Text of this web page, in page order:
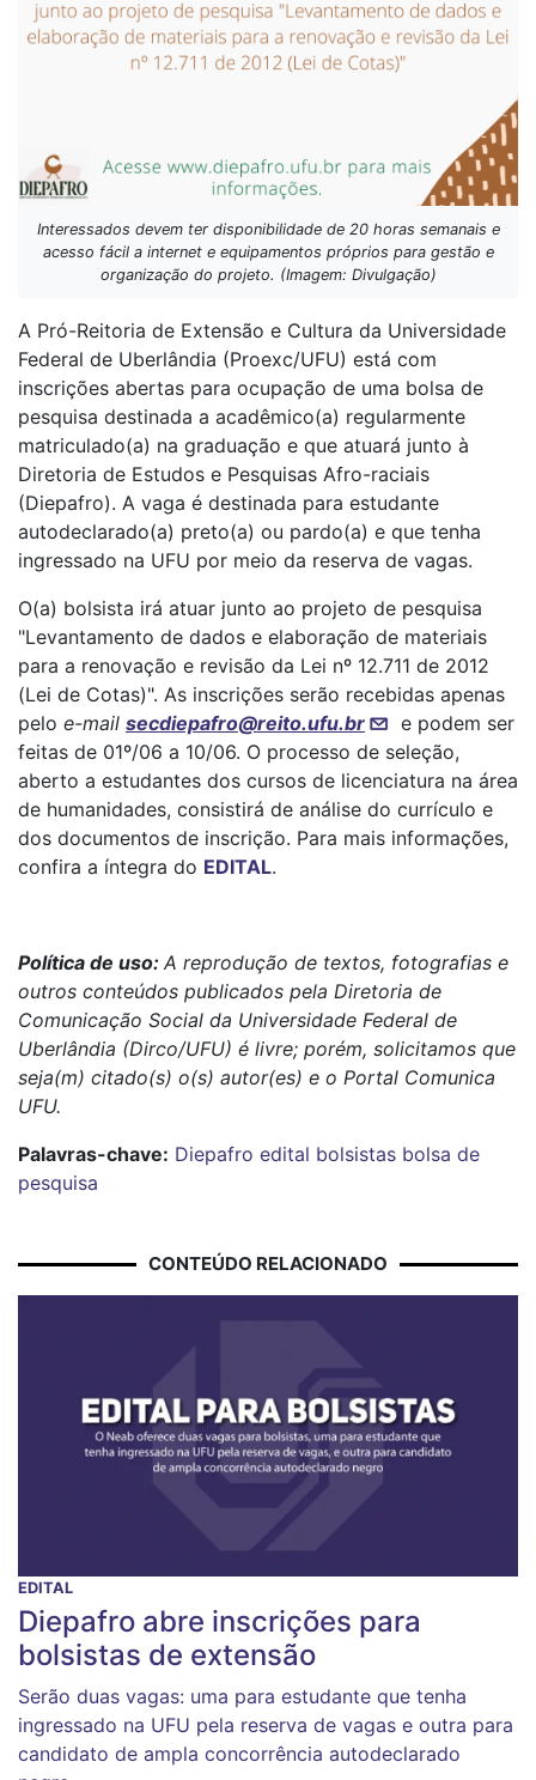
Interessados devem ter disponibilidade de 20 horas semanais e
acesso fácil a internet e equipamentos próprios para gestão e
organização do projeto. (Imagem: Divulgação)
A Pró-Reitoria de Extensão e Cultura da Universidade
Federal de Uberlândia (Proexc/UFU) está com
inscrições abertas para ocupação de uma bolsa de
pesquisa destinada a acadêmico(a) regularmente
matriculado(a) na graduação e que atuará junto à
Diretoria de Estudos e Pesquisas Afro-raciais
(Diepafro). A vaga é destinada para estudante
autodeclarado(a) preto(a) ou pardo(a) e que tenha
ingressado na UFU por meio da reserva de vagas.
O(a) bolsista irá atuar junto ao projeto de pesquisa
"Levantamento de dados e elaboração de materiais
para a renovação e revisão da Lei nº 12.711 de 2012
(Lei de Cotas)". As inscrições serão recebidas apenas
pelo e-mail secdiepafro@reito.ufu.br
e podem ser
feitas de 01º/06 a 10/06. O processo de seleção,
aberto a estudantes dos cursos de licenciatura na área
de humanidades, consistirá de análise do currículo e
dos documentos de inscrição. Para mais informações,
confira a íntegra do EDITAL.
Política de uso: A reprodução de textos, fotografias e
outros conteúdos publicados pela Diretoria de
Comunicação Social da Universidade Federal de
Uberlândia (Dirco/UFU) é livre; porém, solicitamos que
seja(m) citado(s) o(s) autor(es) e o Portal Comunica
UFU.
Palavras-chave: Diepafro edital bolsistas bolsa de
pesquisa
CONTEÚDO RELACIONADO
EDITAL
Diepafro abre inscrições para
bolsistas de extensão
Serão duas vagas: uma para estudante que tenha
ingressado na UFU pela reserva de vagas e outra para
candidato de ampla concorrência autodeclarado